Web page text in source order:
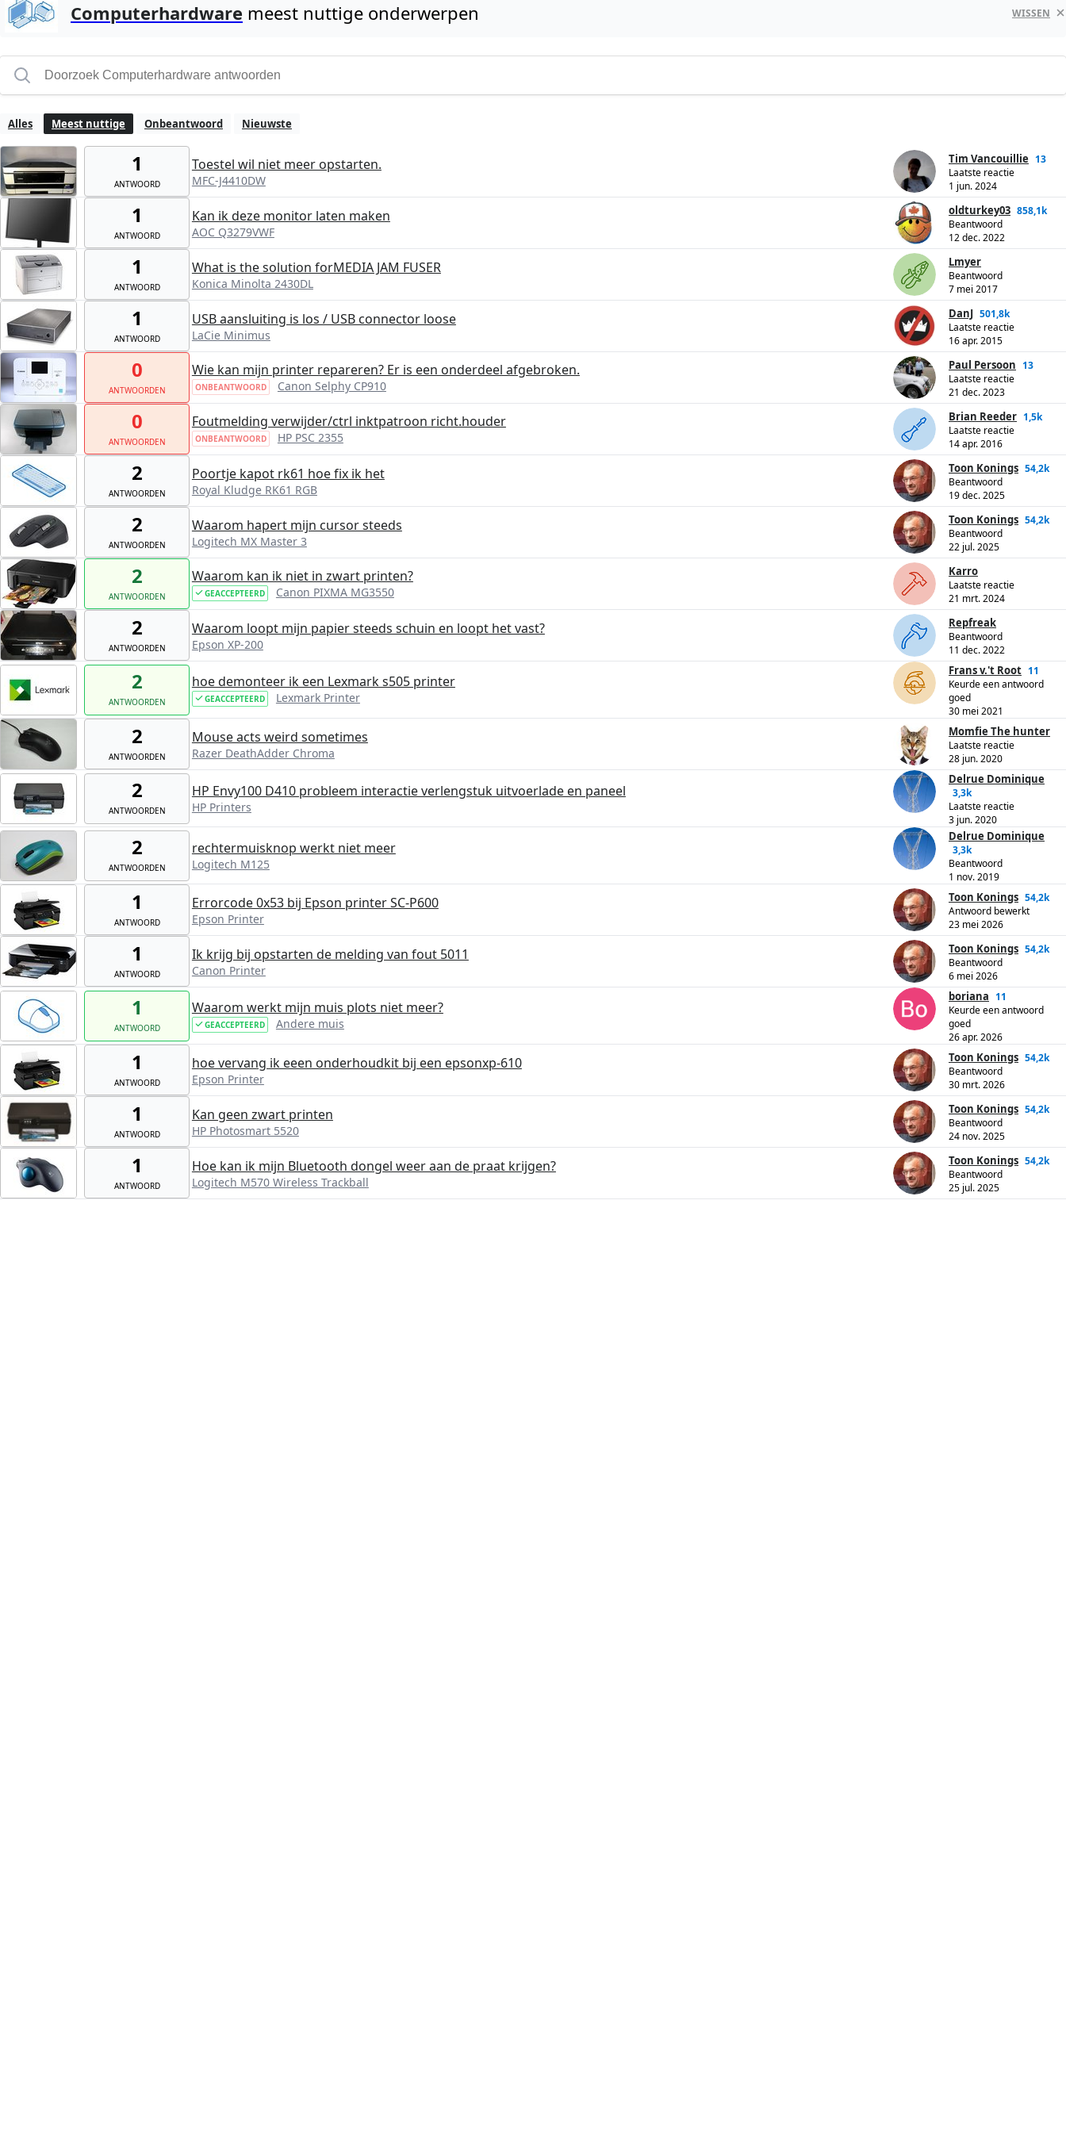
Computerhardware meest nuttige onderwerpen WISSEN
Alles Meest nuttige Onbeantwoord Nieuwste
1
ANTWOORD
Toestel wil niet meer opstarten.
MFC-J4410DW
Tim Vancouillie 13
Laatste reactie
1 jun. 2024
1
ANTWOORD
Kan ik deze monitor laten maken
AOC Q3279VWF
oldturkey03 858,1k
Beantwoord
12 dec. 2022
1
ANTWOORD
What is the solution forMEDIA JAM FUSER
Konica Minolta 2430DL
Lmyer
Beantwoord
7 mei 2017
1
ANTWOORD
USB aansluiting is los / USB connector loose
LaCie Minimus
DanJ 501,8k
Laatste reactie
16 apr. 2015
0
ANTWOORDEN
Wie kan mijn printer repareren? Er is een onderdeel afgebroken.
ONBEANTWOORD Canon Selphy CP910
Paul Persoon 13
Laatste reactie
21 dec. 2023
0
ANTWOORDEN
Foutmelding verwijder/ctrl inktpatroon richt.houder
ONBEANTWOORD HP PSC 2355
Brian Reeder 1,5k
Laatste reactie
14 apr. 2016
2
ANTWOORDEN
Poortje kapot rk61 hoe fix ik het
Royal Kludge RK61 RGB
Toon Konings 54,2k
Beantwoord
19 dec. 2025
2
ANTWOORDEN
Waarom hapert mijn cursor steeds
Logitech MX Master 3
Toon Konings 54,2k
Beantwoord
22 jul. 2025
2
ANTWOORDEN
Waarom kan ik niet in zwart printen?
GEACCEPTEERD Canon PIXMA MG3550
Karro
Laatste reactie
21 mrt. 2024
2
ANTWOORDEN
Waarom loopt mijn papier steeds schuin en loopt het vast?
Epson XP-200
Repfreak
Beantwoord
11 dec. 2022
2
ANTWOORDEN
hoe demonteer ik een Lexmark s505 printer
GEACCEPTEERD Lexmark Printer
Frans v.'t Root 11
Keurde een antwoord
goed
30 mei 2021
2
ANTWOORDEN
Mouse acts weird sometimes
Razer DeathAdder Chroma
Momfie The hunter
Laatste reactie
28 jun. 2020
2
ANTWOORDEN
HP Envy100 D410 probleem interactie verlengstuk uitvoerlade en paneel
HP Printers
Delrue Dominique
3,3k
Laatste reactie
3 jun. 2020
2
ANTWOORDEN
rechtermuisknop werkt niet meer
Logitech M125
Delrue Dominique
3,3k
Beantwoord
1 nov. 2019
1
ANTWOORD
Errorcode 0x53 bij Epson printer SC-P600
Epson Printer
Toon Konings 54,2k
Antwoord bewerkt
23 mei 2026
1
ANTWOORD
Ik krijg bij opstarten de melding van fout 5011
Canon Printer
Toon Konings 54,2k
Beantwoord
6 mei 2026
1
ANTWOORD
Waarom werkt mijn muis plots niet meer?
GEACCEPTEERD Andere muis
boriana 11
Keurde een antwoord
goed
26 apr. 2026
1
ANTWOORD
hoe vervang ik eeen onderhoudkit bij een epsonxp-610
Epson Printer
Toon Konings 54,2k
Beantwoord
30 mrt. 2026
1
ANTWOORD
Kan geen zwart printen
HP Photosmart 5520
Toon Konings 54,2k
Beantwoord
24 nov. 2025
1
ANTWOORD
Hoe kan ik mijn Bluetooth dongel weer aan de praat krijgen?
Logitech M570 Wireless Trackball
Toon Konings 54,2k
Beantwoord
25 jul. 2025